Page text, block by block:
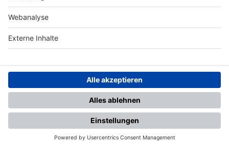
Nutzungsbedingungen Datenschutz Impressum